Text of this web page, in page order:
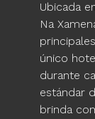
Ubicada
Na
único
durante
estándar
brinda